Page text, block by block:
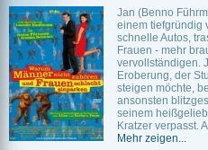
Jan (Benno
einem tiefgründig
schnelle Autos,
Frauen - mehr
vervollständigen.
Eroberung, der
steigen möchte,
ansonsten
seinem
Kratzer verpasst.
Mehr zeigen...